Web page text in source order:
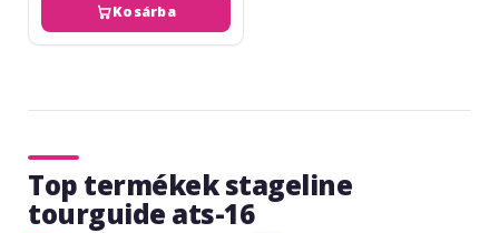
Kosárba
Top termékek stageline
tourguide ats-16